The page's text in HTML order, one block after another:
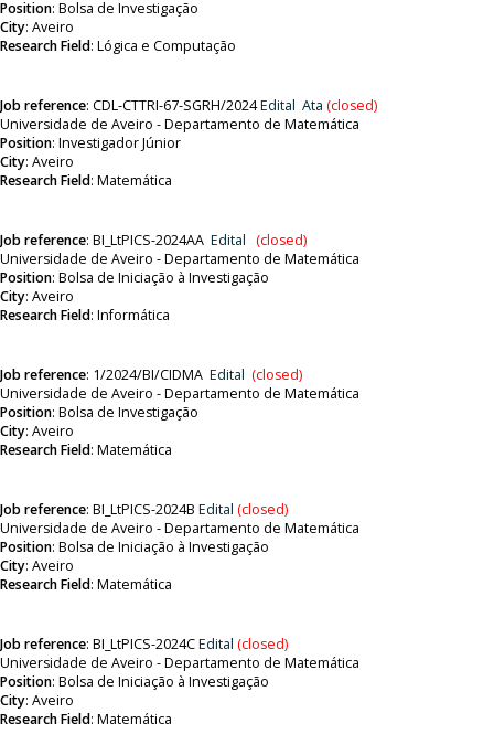
Position: Bolsa de Investigação
City: Aveiro
Research Field: Lógica e Computação
Job reference: CDL-CTTRI-67-SGRH/2024Edital Ata (closed)
Universidade de Aveiro - Departamento de Matemática
Position: Investigador Júnior
City: Aveiro
Research Field: Matemática
Job reference: BI_LtPICS-2024AA Edital
(closed)
Universidade de Aveiro - Departamento de Matemática
Position: Bolsa de Iniciação à Investigação
City: Aveiro
Research Field: Informática
Job reference: 1/2024/BI/CIDMA Edital (closed)
Universidade de Aveiro - Departamento de Matemática
Position: Bolsa de Investigação
City: Aveiro
Research Field: Matemática
Job reference: BI_LtPICS-2024B Edital (closed)
Universidade de Aveiro - Departamento de Matemática
Position: Bolsa de Iniciação à Investigação
City: Aveiro
Research Field: Matemática
Job reference: BI_LtPICS-2024CEdital (closed)
Universidade de Aveiro - Departamento de Matemática
Position: Bolsa de Iniciação à Investigação
City: Aveiro
Research Field: Matemática